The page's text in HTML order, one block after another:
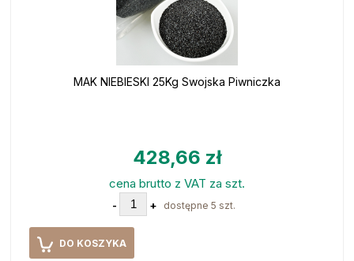
MAK NIEBIESKI 25Kg Swojska Piwniczka
428,66 zł
cena brutto z VAT za szt.
- + dostępne 5 szt.
DO KOSZYKA